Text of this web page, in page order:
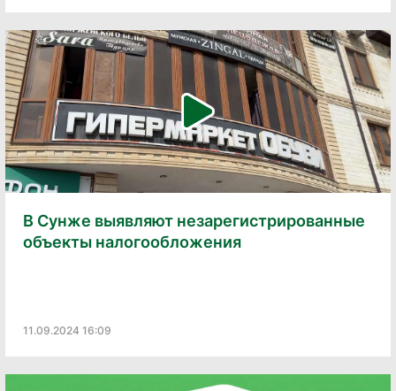
В Сунже выявляют незарегистрированные
объекты налогообложения
11.09.2024 16:09